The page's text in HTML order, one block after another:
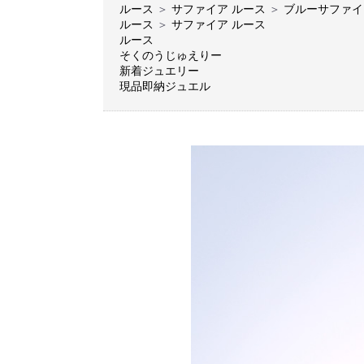
ルース ＞ サファイア ルース ＞ ブルーサファ
ルース ＞ サファイア ルース
ルース
そくのうじゅえりー
新着ジュエリー
現品即納ジュエル